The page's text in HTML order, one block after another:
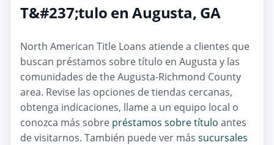
T&#237;tulo en Augusta, GA
North American Title Loans atiende a clientes que
buscan préstamos sobre título en Augusta y las
comunidades de the Augusta-Richmond County
area. Revise las opciones de tiendas cercanas,
obtenga indicaciones, llame a un equipo local o
conozca más sobre préstamos sobre título antes
de visitarnos. También puede ver más sucursales